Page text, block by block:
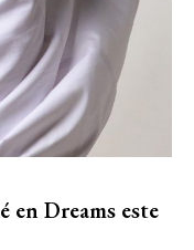
en Dreams este